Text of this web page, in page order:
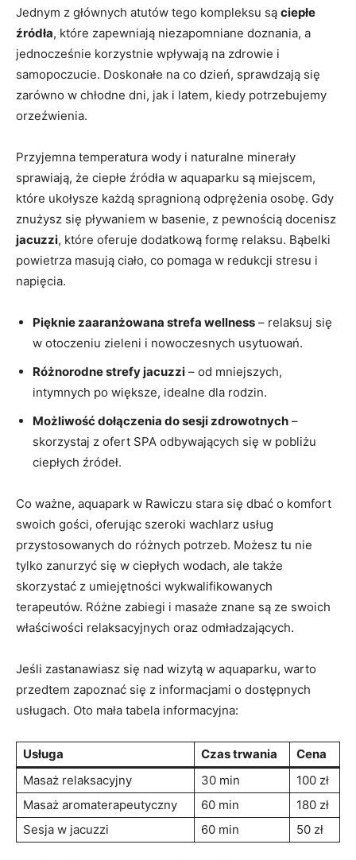
Jednym z głównych atutów tego kompleksu są ciepłe
źródła, które zapewniają niezapomniane doznania, a
jednocześnie korzystnie wpływają na zdrowie i
samopoczucie. Doskonałe na co dzień, sprawdzają się
zarówno w chłodne dni, jak i latem, kiedy potrzebujemy
orzeźwienia.
Przyjemna temperatura wody i naturalne minerały
sprawiają, że ciepłe źródła w aquaparku są miejscem,
które ukołysze każdą spragnioną odprężenia osobę. Gdy
znużysz się pływaniem w basenie, z pewnością docenisz
jacuzzi, które oferuje dodatkową formę relaksu. Bąbelki
powietrza masują ciało, co pomaga w redukcji stresu i
napięcia.
Pięknie zaaranżowana strefa wellness – relaksuj się
w otoczeniu zieleni i nowoczesnych usytuowań.
Różnorodne strefy jacuzzi – od mniejszych,
intymnych po większe, idealne dla rodzin.
Możliwość dołączenia do sesji zdrowotnych –
skorzystaj z ofert SPA odbywających się w pobliżu
ciepłych źródeł.
Co ważne, aquapark w Rawiczu stara się dbać o komfort
swoich gości, oferując szeroki wachlarz usług
przystosowanych do różnych potrzeb. Możesz tu nie
tylko zanurzyć się w ciepłych wodach, ale także
skorzystać z umiejętności wykwalifikowanych
terapeutów. Różne zabiegi i masaże znane są ze swoich
właściwości relaksacyjnych oraz odmładzających.
Jeśli zastanawiasz się nad wizytą w aquaparku, warto
przedtem zapoznać się z informacjami o dostępnych
usługach. Oto mała tabela informacyjna:
Usługa Czas trwania
Cena
Masaż relaksacyjny
30 min
100 zł
Masaż aromaterapeutyczny
60 min
180 zł
Sesja w jacuzzi
60 min 50 zł